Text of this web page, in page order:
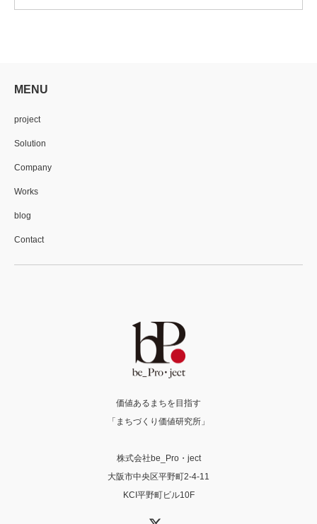
MENU
project
Solution
Company
Works
blog
Contact
価値あるまちを目指す
「まちづくり価値研究所」
株式会社be_Pro・ject
大阪市中央区平野町2-4-11
KCI平野町ビル10F